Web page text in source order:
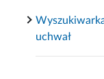
uchwał